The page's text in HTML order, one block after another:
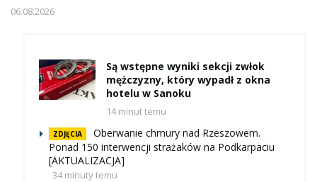
06.08.2026
Są wstępne wyniki sekcji zwłok
mężczyzny, który wypadł z okna
hotelu w Sanoku
14 minut temu
ZDJĘCIA
Oberwanie chmury nad Rzeszowem.
Ponad 150 interwencji strażaków na Podkarpaciu
[AKTUALIZACJA]
34 minuty temu